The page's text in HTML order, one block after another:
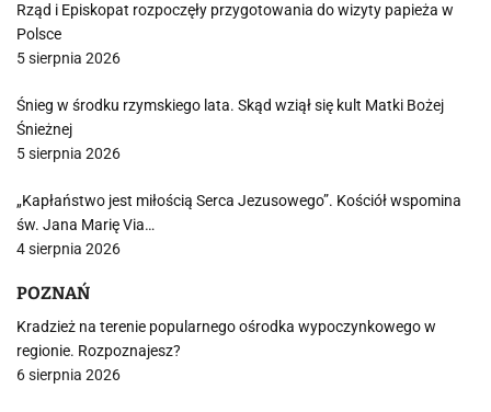
Rząd i Episkopat rozpoczęły przygotowania do wizyty papieża w
Polsce
5 sierpnia 2026
Śnieg w środku rzymskiego lata. Skąd wziął się kult Matki Bożej
Śnieżnej
5 sierpnia 2026
„Kapłaństwo jest miłością Serca Jezusowego”. Kościół wspomina
św. Jana Marię Via…
4 sierpnia 2026
POZNAŃ
Kradzież na terenie popularnego ośrodka wypoczynkowego w
regionie. Rozpoznajesz?
6 sierpnia 2026